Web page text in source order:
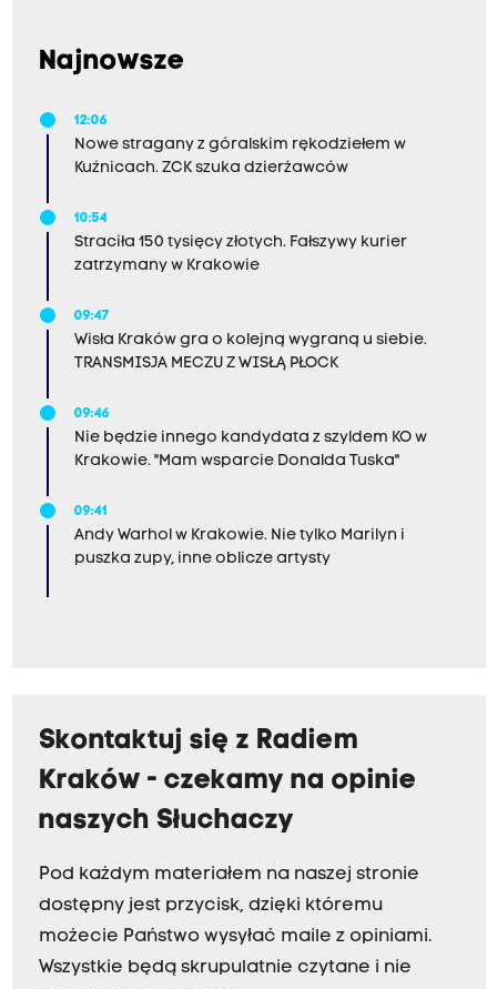
Najnowsze
12:06
Nowe stragany z góralskim rękodziełem w
Kuźnicach. ZCK szuka dzierżawców
10:54
Straciła 150 tysięcy złotych. Fałszywy kurier
zatrzymany w Krakowie
09:47
Wisła Kraków gra o kolejną wygraną u siebie.
TRANSMISJA MECZU Z WISŁĄ PŁOCK
09:46
Nie będzie innego kandydata z szyldem KO w
Krakowie. "Mam wsparcie Donalda Tuska"
09:41
Andy Warhol w Krakowie. Nie tylko Marilyn i
puszka zupy, inne oblicze artysty
Skontaktuj się z Radiem
Kraków - czekamy na opinie
naszych Słuchaczy
Pod każdym materiałem na naszej stronie
dostępny jest przycisk, dzięki któremu
możecie Państwo wysyłać maile z opiniami.
Wszystkie będą skrupulatnie czytane i nie